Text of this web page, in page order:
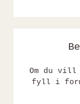
Om du
fyll i